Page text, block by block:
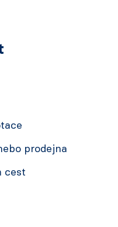
prodejna
cest